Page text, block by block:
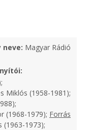
neve: Magyar Rádió
Miklós (1958-1981);
(1968-1979); Forrás
(1963-1973);